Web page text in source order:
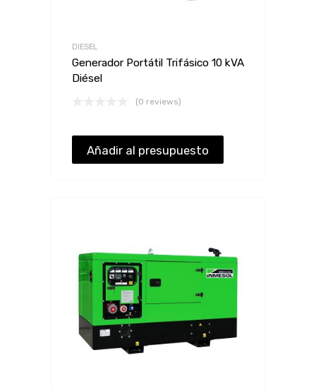
DIESEL
Generador Portátil Trifásico 10 kVA
Diésel
(0 reviews)
Añadir al presupuesto